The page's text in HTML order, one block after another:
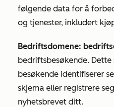
følgende data for å
og tjenester, inkludert
Bedriftsdomene:
bedriftsbesøkende. Dette
besøkende identifiserer
skjema eller registrere
nyhetsbrevet ditt.